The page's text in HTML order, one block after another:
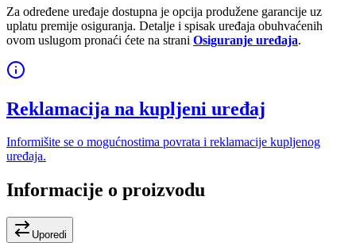
Za određene uređaje dostupna je opcija produžene garancije uz
uplatu premije osiguranja. Detalje i spisak uređaja obuhvaćenih
ovom uslugom pronaći ćete na strani Osiguranje uređaja.
Reklamacija na kupljeni uređaj
Informišite se o mogućnostima povrata i reklamacije kupljenog
uređaja.
Informacije o proizvodu
Uporedi